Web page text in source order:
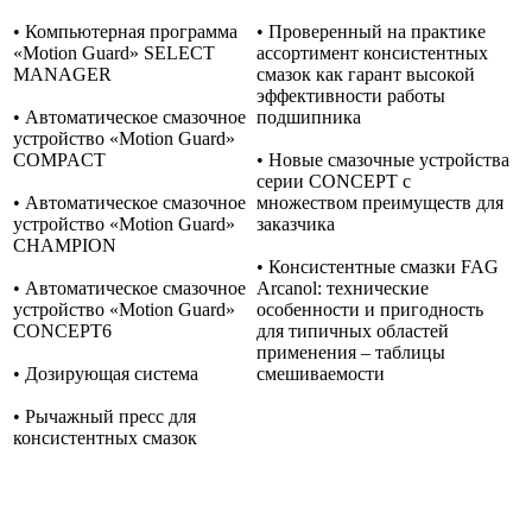
• Компьютерная программа
«Motion Guard» SELECT
MANAGER
• Автоматическое смазочное
устройство «Motion Guard»
COMPACT
• Автоматическое смазочное
устройство «Motion Guard»
CHAMPION
• Автоматическое смазочное
устройство «Motion Guard»
CONCEPT6
• Дозирующая система
• Рычажный пресс для
консистентных смазок
• Проверенный на практике
ассортимент консистентных
смазок как гарант высокой
эффективности работы
подшипника
• Новые смазочные устройства
серии CONCEPT с
множеством преимуществ для
заказчика
• Консистентные смазки FAG
Arcanol: технические
особенности и пригодность
для типичных областей
применения – таблицы
смешиваемости